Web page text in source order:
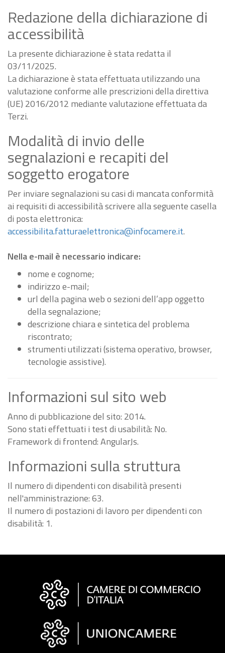
Redazione della dichiarazione di
accessibilità
La presente dichiarazione è stata redatta il
03/11/2025.
La dichiarazione è stata effettuata utilizzando una
valutazione conforme alle prescrizioni della direttiva
(UE) 2016/2012 mediante valutazione effettuata da
Terzi.
Modalità di invio delle
segnalazioni e recapiti del
soggetto erogatore
Per inviare segnalazioni su casi di mancata conformità
ai requisiti di accessibilità scrivere alla seguente casella
di posta elettronica:
accessibilita.fatturaelettronica@infocamere.it.
Nella e-mail è necessario indicare:
nome e cognome;
indirizzo e-mail;
url della pagina web o sezioni dell’app oggetto
della segnalazione;
descrizione chiara e sintetica del problema
riscontrato;
strumenti utilizzati (sistema operativo, browser,
tecnologie assistive).
Informazioni sul sito web
Anno di pubblicazione del sito: 2014.
Sono stati effettuati i test di usabilità: No.
Framework di frontend: AngularJs.
Informazioni sulla struttura
Il numero di dipendenti con disabilità presenti
nell'amministrazione: 63.
Il numero di postazioni di lavoro per dipendenti con
disabilità: 1.
Informazioni
"Fattura